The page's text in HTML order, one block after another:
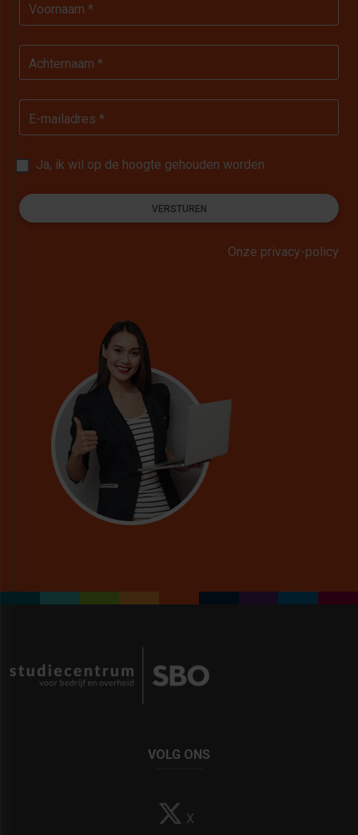
Voornaam *
Achternaam *
E-mailadres *
Ja, ik wil op de hoogte gehouden worden
VERSTUREN
Onze privacy-policy
VOLG ONS
X